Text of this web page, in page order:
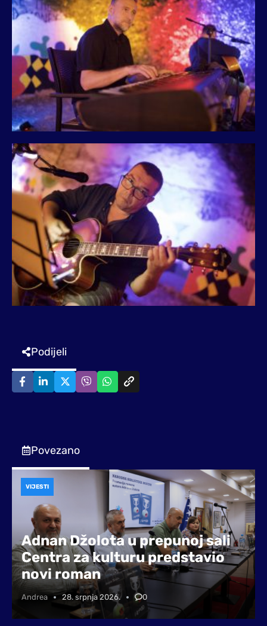
Podijeli
Povezano
Adnan Džolota u prepunoj sali
Centra za kulturu predstavio
novi roman
Andrea 28. srpnja 2026. 0
VIJESTI